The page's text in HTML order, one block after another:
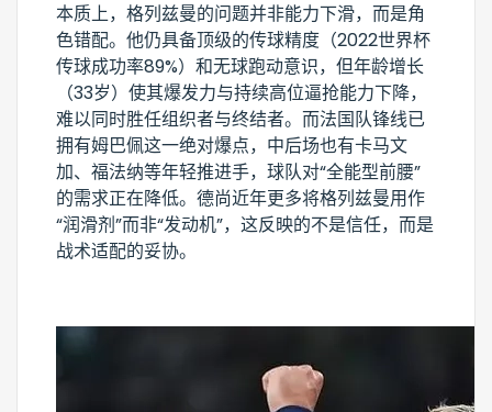
本质上，格列兹曼的问题并非能力下滑，而是角
色错配。他仍具备顶级的传球精度（2022世界杯
传球成功率89%）和无球跑动意识，但年龄增长
（33岁）使其爆发力与持续高位逼抢能力下降，
难以同时胜任组织者与终结者。而法国队锋线已
拥有姆巴佩这一绝对爆点，中后场也有卡马文
加、福法纳等年轻推进手，球队对“全能型前腰”
的需求正在降低。德尚近年更多将格列兹曼用作
“润滑剂”而非“发动机”，这反映的不是信任，而是
战术适配的妥协。